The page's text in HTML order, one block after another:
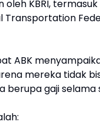
KBRI,
ABK
mereka tidak
gaji selama